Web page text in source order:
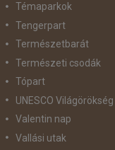
Témaparkok
Tengerpart
Természetbarát
Természeti csodák
Tópart
UNESCO Világörökség
Valentin nap
Vallási utak